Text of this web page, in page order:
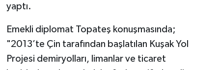
yaptı.
Emekli diplomat Topateş konuşmasında;
"2013’te Çin tarafından başlatılan Kuşak Yol
Projesi demiryolları, limanlar ve ticaret